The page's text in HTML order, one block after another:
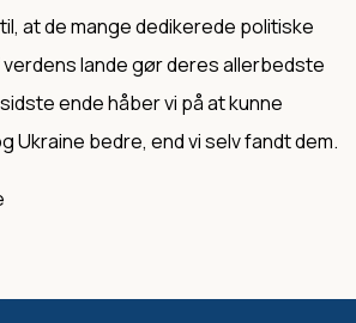
at de mange dedikerede politiske
lande gør deres allerbedste
ende håber vi på at kunne
Ukraine bedre, end vi selv fandt dem.